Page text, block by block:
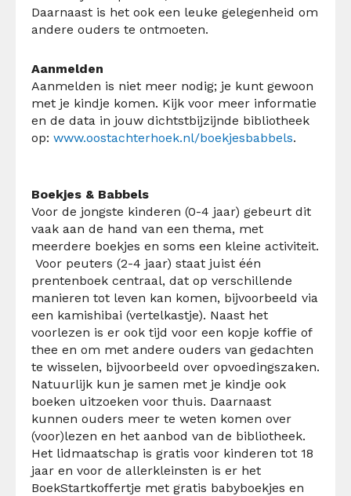
Daarnaast is het ook een leuke gelegenheid om
andere ouders te ontmoeten.
Aanmelden
Aanmelden is niet meer nodig; je kunt gewoon
met je kindje komen. Kijk voor meer informatie
en de data in jouw dichtstbijzijnde bibliotheek
op: www.oostachterhoek.nl/boekjesbabbels.
Boekjes & Babbels
Voor de jongste kinderen (0-4 jaar) gebeurt dit
vaak aan de hand van een thema, met
meerdere boekjes en soms een kleine activiteit.
Voor peuters (2-4 jaar) staat juist één
prentenboek centraal, dat op verschillende
manieren tot leven kan komen, bijvoorbeeld via
een kamishibai (vertelkastje). Naast het
voorlezen is er ook tijd voor een kopje koffie of
thee en om met andere ouders van gedachten
te wisselen, bijvoorbeeld over opvoedingszaken.
Natuurlijk kun je samen met je kindje ook
boeken uitzoeken voor thuis. Daarnaast
kunnen ouders meer te weten komen over
(voor)lezen en het aanbod van de bibliotheek.
Het lidmaatschap is gratis voor kinderen tot 18
jaar en voor de allerkleinsten is er het
BoekStartkoffertje met gratis babyboekjes en